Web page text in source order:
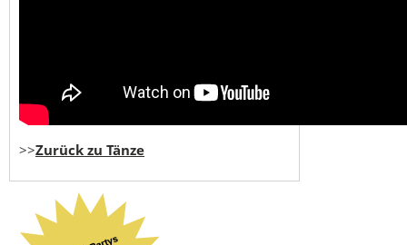
>>Zurück zu Tänze